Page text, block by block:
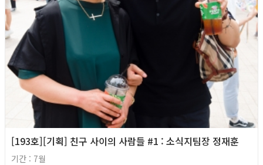
[193호][기획] 친구 사이의 사람들 #1 : 소식지팀장 정재훈
기간 : 7월